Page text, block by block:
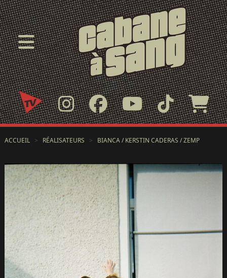
ACCUEIL > RÉALISATEURS > BIANCA / KERSTIN CADERAS / ZEMP